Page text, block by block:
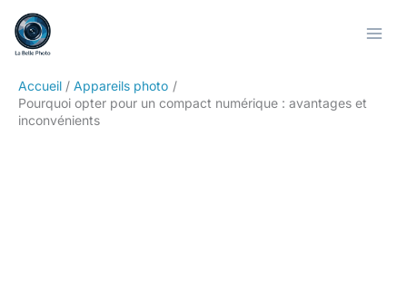
contenu
Accueil
Appareils photo
Pourquoi opter pour un compact numérique : avantages et
inconvénients
Rechercher